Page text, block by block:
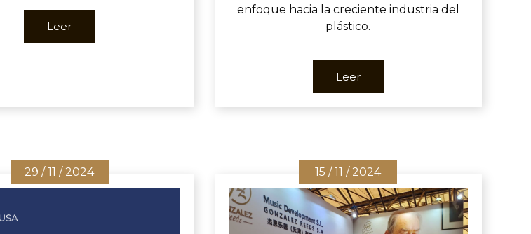
Leer
enfoque hacia la creciente industria del
plástico.
Leer
29 / 11 / 2024 15 / 11 / 2024